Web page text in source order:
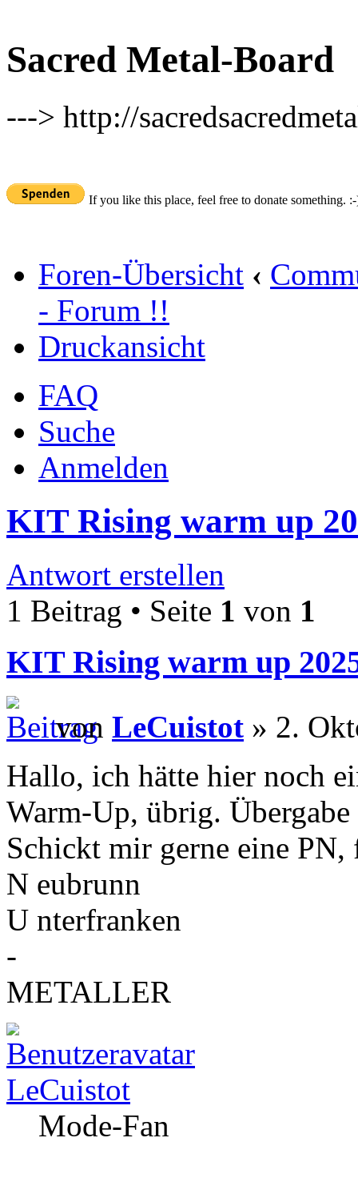
Sacred Metal-Board
---> http://
If you like this place, feel free to donate something.
Foren-Übersicht ‹
- Forum !!
Druckansicht
FAQ
Suche
Anmelden
KIT Rising warm up
Antwort erstellen
1 Beitrag • Seite 1 von 1
KIT Rising warm up
von LeCuistot » 2.
Hallo, ich hätte hier noch
Warm-Up, übrig.
Schickt mir gerne eine
N eubrunn
U nterfranken
-
METALLER
LeCuistot
Mode-Fan